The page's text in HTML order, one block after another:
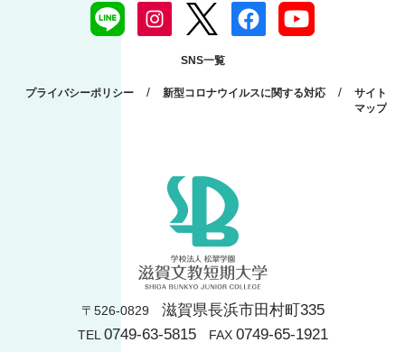
SNS一覧
プライバシーポリシー / 新型コロナウイルスに関する対応 /
サイト
マップ
〒526-0829 滋賀県長浜市田村町335
TEL 0749-63-5815FAX 0749-65-1921